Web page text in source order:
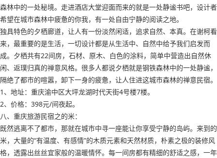
森林中的一处秘境。走进酒店大堂迎面而来的就是一处静谧书吧，设计者
希望在城市森林中疲惫的你我，有一处自由宁静的阅读之地。
独具特色的夕栖廊道，让人有一份淡然闲适，追求自然、本真。在谢柯看
来，最重要的是生活，一切设计都是从生活中、自然中给予我们启发而
成。夕栖共有22间房，石材、原木、白色的涂料，简单中营造出自然休
闲、返璞归真的禅意风格。很多人都说夕栖就是钢铁森林中的一处静谧，
隔绝了都市的喧嚣，卸下一身的疲惫，让人住进这城市森林的禅意民宿。
1、地址：重庆渝中区大坪龙湖时代天街4号楼7楼。
2、价格：398元/间夜起。
八、重庆旅游民宿之的米：
既然逃离不了都市，那就在城市中寻一座能让你享受宁静的岛屿。来到的
米，大量的“有温度、有感情”的木质元素和天然材质，朴素之极的装修风
格，透露出丝丝宜家般的温暖情怀。每一间房都有精细的舒适之感，一年